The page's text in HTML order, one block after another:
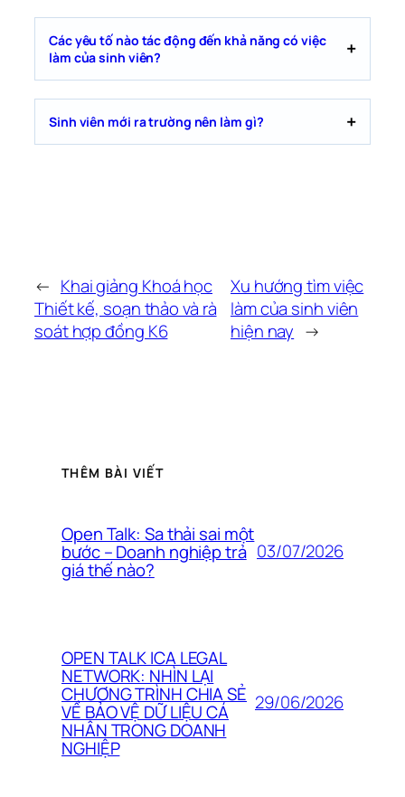
Các yêu tố nào tác động đến khả năng có việc
làm của sinh viên?
Sinh viên mới ra trường nên làm gì?
← Khai giảng Khoá học
Thiết kế, soạn thảo và rà
soát hợp đồng K6
Xu hướng tìm việc
làm của sinh viên
hiện nay →
THÊM BÀI VIẾT
Open Talk: Sa thải sai một
bước – Doanh nghiệp trả
giá thế nào?
03/07/2026
OPEN TALK ICA LEGAL
NETWORK: NHÌN LẠI
CHƯƠNG TRÌNH CHIA SẺ
VỀ BẢO VỆ DỮ LIỆU CÁ
NHÂN TRONG DOANH
NGHIỆP
29/06/2026